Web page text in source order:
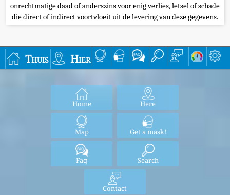
onrechtmatige daad of anderszins voor enig verlies, letsel of schade
die direct of indirect voortvloeit uit de levering van deze gegevens.
Thuis Hier
Home Here
Map Get a mask!
Faq Search
Contact